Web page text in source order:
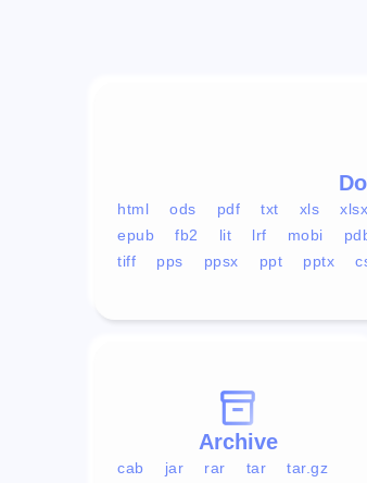
html ods pdf txt xls xlsx
epub
fb2 lit lrf mobi
tiff
pps ppsx ppt pptx
Archive
cab jar rar tar
tar.gz